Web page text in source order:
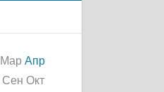
Мар Апр
Сен Окт